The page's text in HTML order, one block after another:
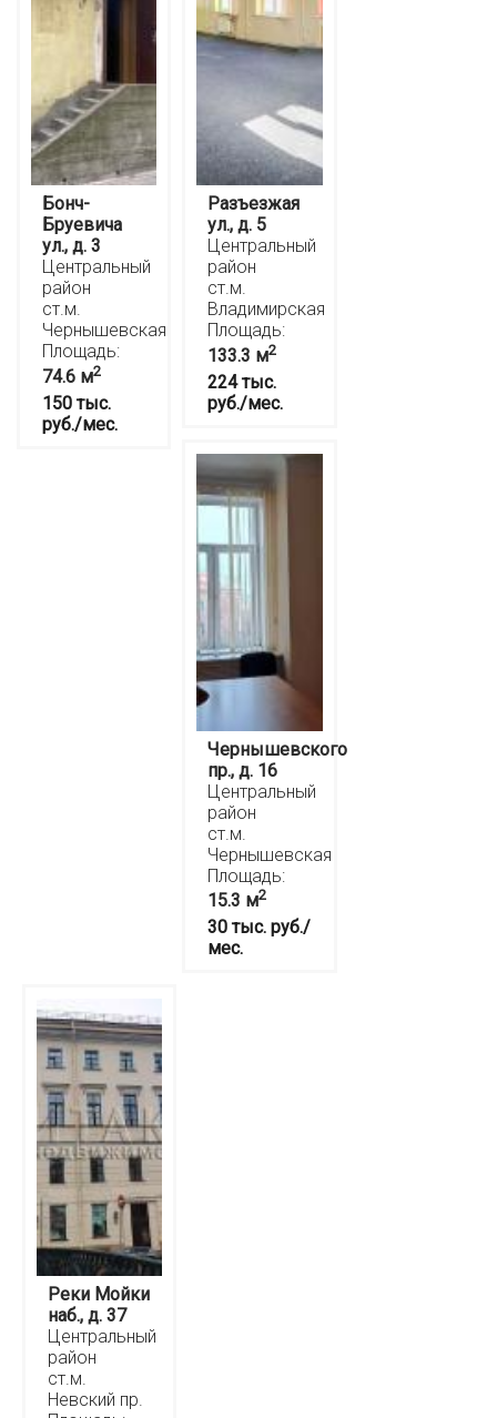
Бонч-
Бруевича
ул., д. 3
Центральный
район
ст.м.
Чернышевская
Площадь:
74.6 м2
150 тыс.
руб./мес.
Разъезжая
ул., д. 5
Центральный
район
ст.м.
Владимирская
Площадь:
133.3 м2
224 тыс.
руб./мес.
Чернышевского
пр., д. 16
Центральный
район
ст.м.
Чернышевская
Площадь:
15.3 м2
30 тыс. руб./
мес.
Реки Мойки
наб., д. 37
Центральный
район
ст.м.
Невский пр.